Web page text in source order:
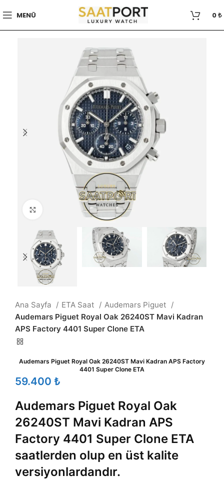
MENÜ 0₺
Büyütmek için tıklayın
Ana Sayfa ETA Saat
Audemars Piguet
Audemars Piguet Royal Oak 26240ST Mavi Kadran
APS Factory 4401 Super Clone ETA
Audemars Piguet Royal Oak 26240ST Mavi Kadran APS Factory
4401 Super Clone ETA
₺
Audemars Piguet Royal Oak
26240ST Mavi Kadran APS
Factory 4401 Super Clone ETA
saatlerden olup en üst kalite
versiyonlardandır.